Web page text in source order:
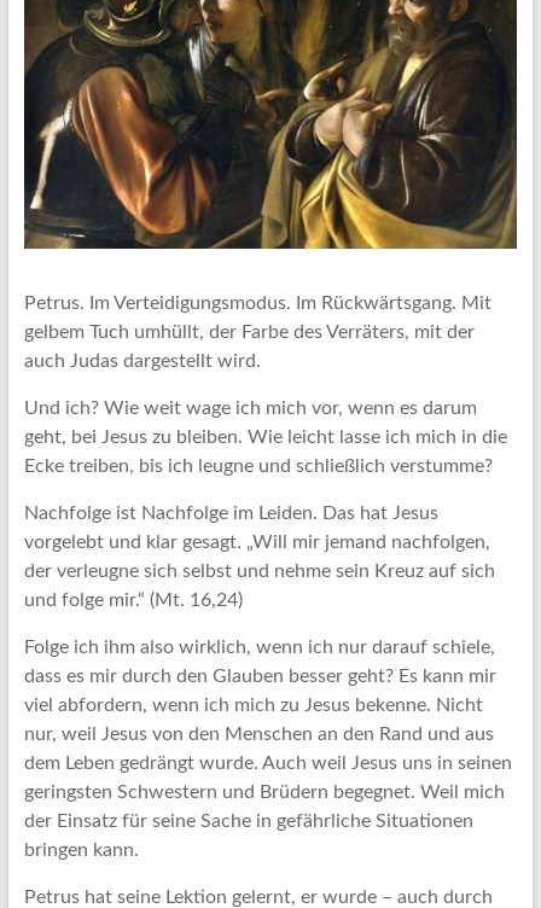
Petrus. Im Verteidigungsmodus. Im Rückwärtsgang. Mit
gelbem Tuch umhüllt, der Farbe des Verräters, mit der
auch Judas dargestellt wird.
Und ich? Wie weit wage ich mich vor, wenn es darum
geht, bei Jesus zu bleiben. Wie leicht lasse ich mich in die
Ecke treiben, bis ich leugne und schließlich verstumme?
Nachfolge ist Nachfolge im Leiden. Das hat Jesus
vorgelebt und klar gesagt. „Will mir jemand nachfolgen,
der verleugne sich selbst und nehme sein Kreuz auf sich
und folge mir.“ (Mt. 16,24)
Folge ich ihm also wirklich, wenn ich nur darauf schiele,
dass es mir durch den Glauben besser geht? Es kann mir
viel abfordern, wenn ich mich zu Jesus bekenne. Nicht
nur, weil Jesus von den Menschen an den Rand und aus
dem Leben gedrängt wurde. Auch weil Jesus uns in seinen
geringsten Schwestern und Brüdern begegnet. Weil mich
der Einsatz für seine Sache in gefährliche Situationen
bringen kann.
Petrus hat seine Lektion gelernt, er wurde – auch durch